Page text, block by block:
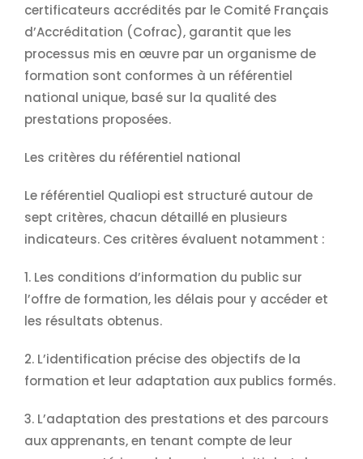
certificateurs accrédités par le Comité Français
d’Accréditation (Cofrac), garantit que les
processus mis en œuvre par un organisme de
formation sont conformes à un référentiel
national unique, basé sur la qualité des
prestations proposées.
Les critères du référentiel national
Le référentiel Qualiopi est structuré autour de
sept critères, chacun détaillé en plusieurs
indicateurs. Ces critères évaluent notamment :
1. Les conditions d’information du public sur
l’offre de formation, les délais pour y accéder et
les résultats obtenus.
2. L’identification précise des objectifs de la
formation et leur adaptation aux publics formés.
3. L’adaptation des prestations et des parcours
aux apprenants, en tenant compte de leur